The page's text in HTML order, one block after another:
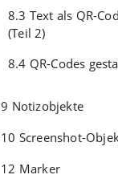
8.3 Text als QR-
(Teil 2)
8.4 QR-Codes
9 Notizobjekte
10 Screenshot-
12 Marker